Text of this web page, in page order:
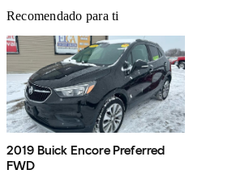
Recomendado para ti
2019 Buick Encore Preferred
FWD